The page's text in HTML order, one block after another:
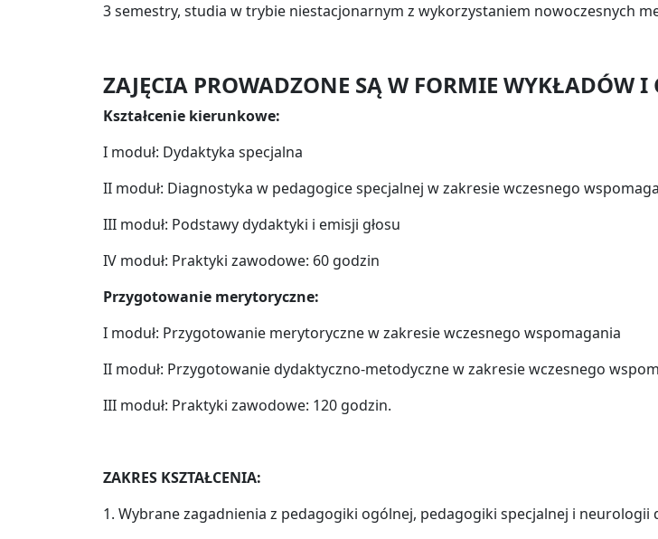
3 semestry, studia w trybie niestacjonarnym z wykorzystaniem nowoczesnych
ZAJĘCIA PROWADZONE SĄ W FORMIE WYKŁADÓW I
Kształcenie kierunkowe:
I moduł: Dydaktyka specjalna
II moduł: Diagnostyka w pedagogice specjalnej w zakresie wczesnego
III moduł: Podstawy dydaktyki i emisji głosu
IV moduł: Praktyki zawodowe: 60 godzin
Przygotowanie merytoryczne:
I moduł: Przygotowanie merytoryczne w zakresie wczesnego wspomagania
II moduł: Przygotowanie dydaktyczno-metodyczne w zakresie wczesnego
III moduł: Praktyki zawodowe: 120 godzin.
ZAKRES KSZTAŁCENIA:
1. Wybrane zagadnienia z pedagogiki ogólnej, pedagogiki specjalnej i